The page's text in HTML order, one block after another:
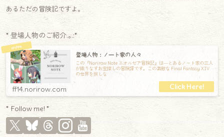
あるただの冒険記ですよ。
* 登場人物のご紹介.｡.:*
登場人物：ノート家の人々
この『Norirow Note エオルゼア冒険記』は―とあるノート家の三人
が織りなすお宝探しの冒険譚です。この素敵な Final Fantasy XIV
の世界を旅しな
ff14.norirow.com
* Follow me! *